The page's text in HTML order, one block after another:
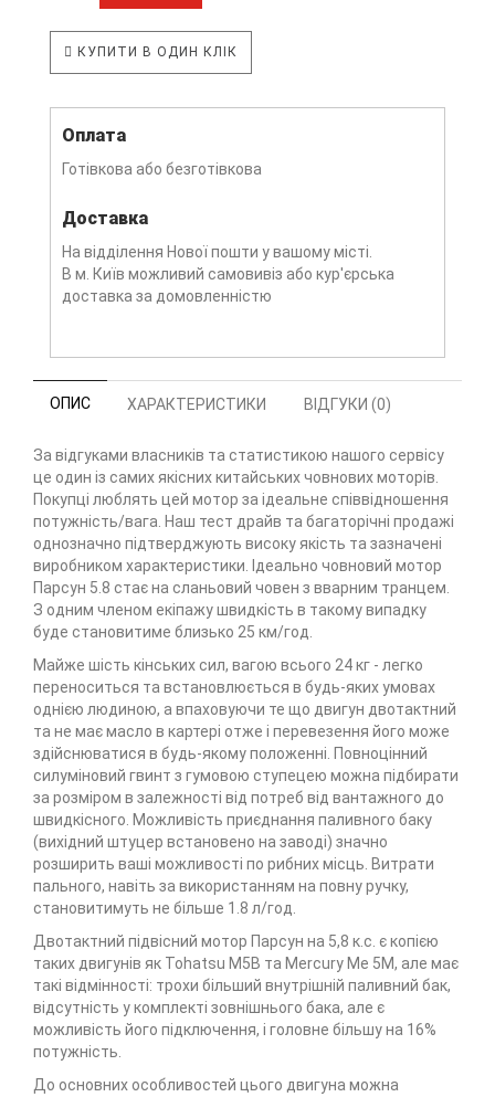
КУПИТИ В ОДИН КЛІК
Оплата
Готівкова або безготівкова
Доставка
На відділення Нової пошти у вашому місті.
В м. Київ можливий самовивіз або кур'єрська
доставка за домовленністю
ОПИС ХАРАКТЕРИСТИКИ ВІДГУКИ (0)
За відгуками власників та статистикою нашого сервісу
це один із самих якісних китайських човнових моторів.
Покупці люблять цей мотор за ідеальне співвідношення
потужність/вага. Наш тест драйв та багаторічні продажі
однозначно підтверджують високу якість та зазначені
виробником характеристики. Ідеально човновий мотор
Парсун 5.8 стає на сланьовий човен з вварним транцем.
З одним членом екіпажу швидкість в такому випадку
буде становитиме близько 25 км/год.
Майже шість кінських сил, вагою всього 24 кг - легко
переноситься та встановлюється в будь-яких умовах
однією людиною, а впаховуючи те що двигун двотактний
та не має масло в картері отже і перевезення його може
здійснюватися в будь-якому положенні. Повноцінний
силуміновий гвинт з гумовою ступецею можна підбирати
за розміром в залежності від потреб від вантажного до
швидкісного. Можливість приєднання паливного баку
(вихідний штуцер встановено на заводі) значно
розширить ваші можливості по рибних місць. Витрати
пального, навіть за використанням на повну ручку,
становитимуть не більше 1.8 л/год.
Двотактний підвісний мотор Парсун на 5,8 к.с. є копією
таких двигунів як Tohatsu M5B та Mercury Me 5M, але має
такі відмінності: трохи більший внутрішній паливний бак,
відсутність у комплекті зовнішнього бака, але є
можливість його підключення, і головне більшу на 16%
потужність.
До основних особливостей цього двигуна можна